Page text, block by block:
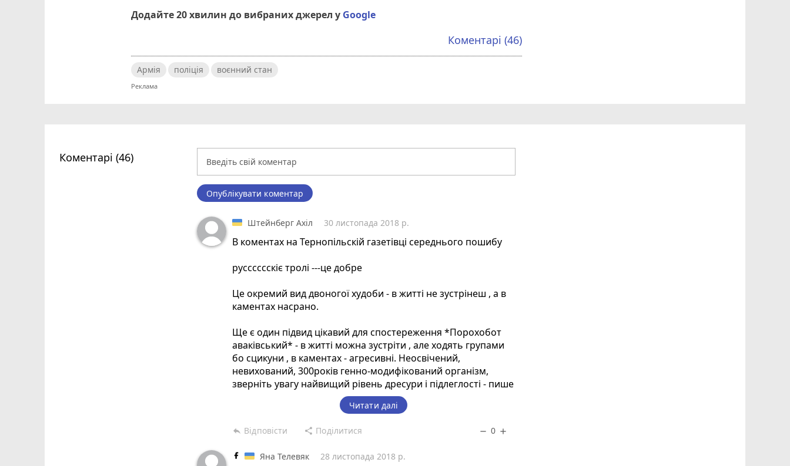
Додайте 20 хвилин до вибраних джерел у Google
Коментарі (46)
Армія поліція воєнний стан
Коментарі (46)
Опублікувати коментар
Штейнберг Ахіл 30 листопада 2018 р.
В коментах на Тернопільскій газетівці середнього пошибу
русссссскіє тролі ---це добре
Це окремий вид двоногої худоби - в житті не зустрінеш , а в
каментах насрано.
Ще є один підвид цікавий для спостереження *Порохобот
аваківський* - в житті можна зустріти , але ходять групами
бо сцикуни , в каментах - агресивні. Неосвічений,
невихований, 300років генно-модифікований організм,
зверніть увагу найвищий рівень дресури і підлеглості - пише
українською з западенським акцентом.
Читати далі
reply Відповісти share Поділитися remove 0 add
Яна Телевяк 28 листопада 2018 р.